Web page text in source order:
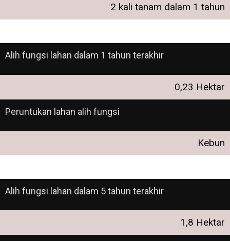
2 kali tanam dalam 1 tahun
Alih fungsi lahan dalam 1 tahun terakhir
0,23 Hektar
Peruntukan lahan alih fungsi
Kebun
Alih fungsi lahan dalam 5 tahun terakhir
1,8 Hektar